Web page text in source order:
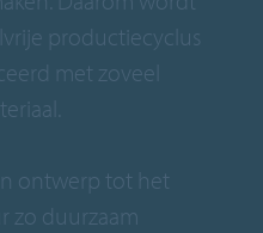
productiecyclus
met zoveel
ontwerp tot het
zo duurzaam